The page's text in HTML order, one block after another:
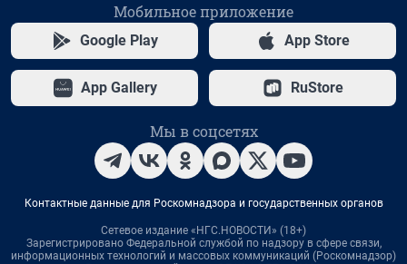
Мобильное приложение
Google Play App Store
App Gallery RuStore
Мы в соцсетях
Контактные данные для Роскомнадзора и государственных органов
Сетевое издание «НГС.НОВОСТИ» (18+)
Зарегистрировано Федеральной службой по надзору в сфере связи,
информационных технологий и массовых коммуникаций (Роскомнадзор)